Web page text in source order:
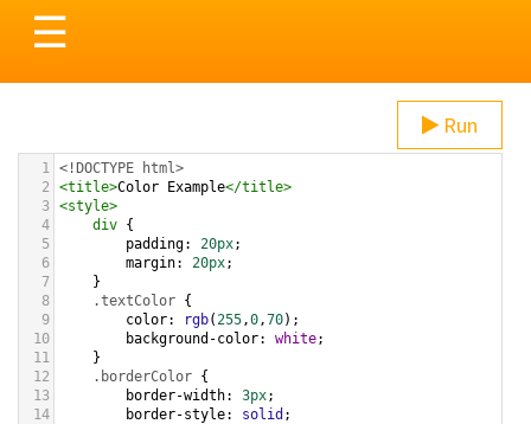
Toggle
navigation
☰
Run
1 <!DOCTYPE html>
2
<title>Color Example</title>
3 <style>
4
div {
5
padding: 20px;
6
margin: 20px;
7
}
8
.textColor {
9
color: rgb(255,0,70);
10
background-color: white;
11
}
12
.borderColor {
13
border-width: 3px;
14
border-style: solid ;